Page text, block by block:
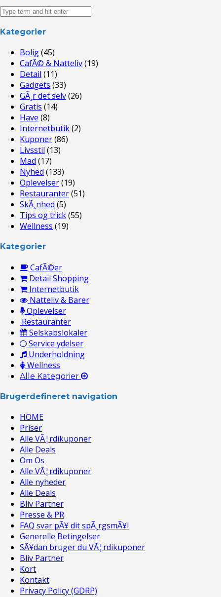
Kategorier
Bolig(45)
CafÃ© & Natteliv(19)
Detail (11)
Gadgets (33)
GÃ¸r det selv(26)
Gratis (14)
Have (8)
Internetbutik(2)
Kuponer(86)
Livsstil (13)
Mad (17)
Nyhed (133)
Oplevelser(19)
Restauranter(51)
SkÃ¸nhed (5)
Tips og trick(55)
Wellness (19)
Kategorier
CafÃ©er
Detail Shopping
Internetbutik
Natteliv & Barer
Oplevelser
Restauranter
Selskabslokaler
Service ydelser
Underholdning
Wellness
Alle Kategorier
Brugerdefineret navigation
HOME
Priser
Alle VÃ¦rdikuponer
Alle Deals
Om Os
Alle VÃ¦rdikuponer
Alle nyheder
Alle Deals
Bliv Partner
Presse & PR
FAQ svar pÃ¥ dit spÃ¸rgsmÃ¥l
Generelle Betingelser
SÃ¥dan bruger du VÃ¦rdikuponer
Bliv Partner
Kort
Kontakt
Privacy Policy (GDRP)